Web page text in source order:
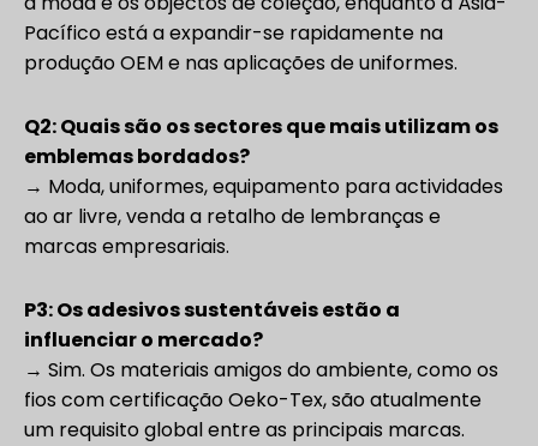
Pacífico está a expandir-se rapidamente na
produção OEM e nas aplicações de uniformes.
Q2: Quais são os sectores que mais utilizam os
emblemas bordados?
→ Moda, uniformes, equipamento para actividades
ao ar livre, venda a retalho de lembranças e
marcas empresariais.
P3: Os adesivos sustentáveis estão a
influenciar o mercado?
→ Sim. Os materiais amigos do ambiente, como os
fios com certificação Oeko-Tex, são atualmente
um requisito global entre as principais marcas.